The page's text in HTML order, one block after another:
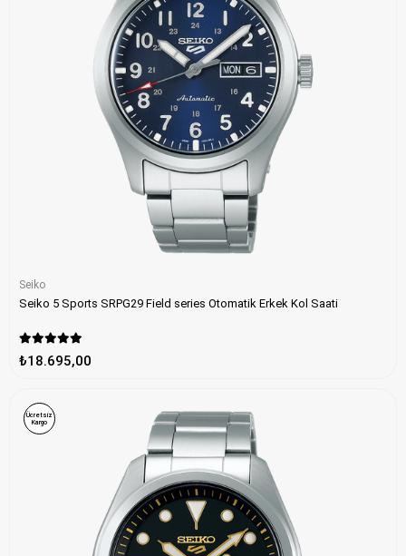
Seiko
Seiko 5 Sports SRPG29 Field series Otomatik Erkek Kol Saati
₺18.695,00
Ücretsiz
Kargo